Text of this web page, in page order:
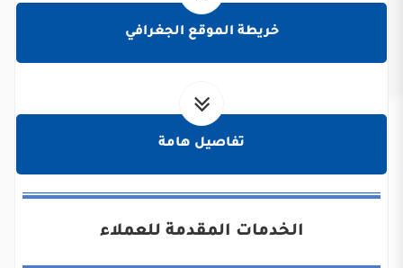
خريطة الموقع الجغرافي
تفاصيل هامة
الخدمات المقدمة للعملاء